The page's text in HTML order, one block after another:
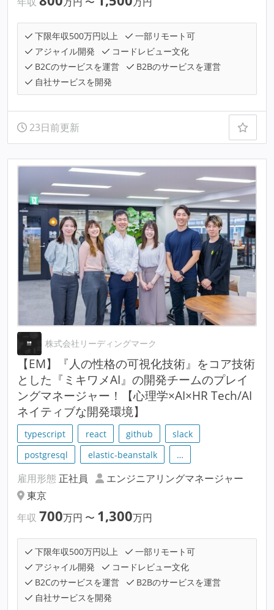
下限年収500万円以上
一部リモート可
アジャイル開発
コードレビュー文化
B2Cのサービスを運営
B2Bのサービスを運営
自社サービスを開発
23日前更新
株式会社リーディングマーク
【EM】『人の性格の可視化技術』をコア技術
とした『ミキワメAI』の開発チームのプレイ
ングマネージャー！【心理学×AI×HR Tech/AI
ネイティブな開発環境】
typescript react github
slack
postgresql
elastic-beanstalk …
雇用形態 正社員
エンジニアリングマネージャー
東京
年収 700万円 〜 1,300万円
下限年収500万円以上
一部リモート可
アジャイル開発
コードレビュー文化
B2Cのサービスを運営
B2Bのサービスを運営
自社サービスを開発